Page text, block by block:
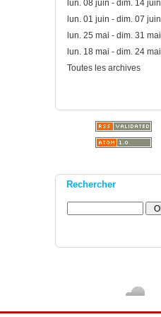
lun. 08 juin - dim. 14 juin
lun. 01 juin - dim. 07 juin
lun. 25 mai - dim. 31 mai
lun. 18 mai - dim. 24 mai
Toutes les archives
Rechercher